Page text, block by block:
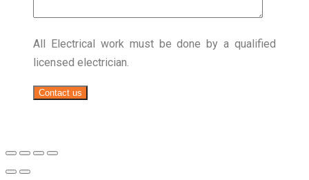
All Electrical work must be done by a qualified
licensed electrician.
Contact us